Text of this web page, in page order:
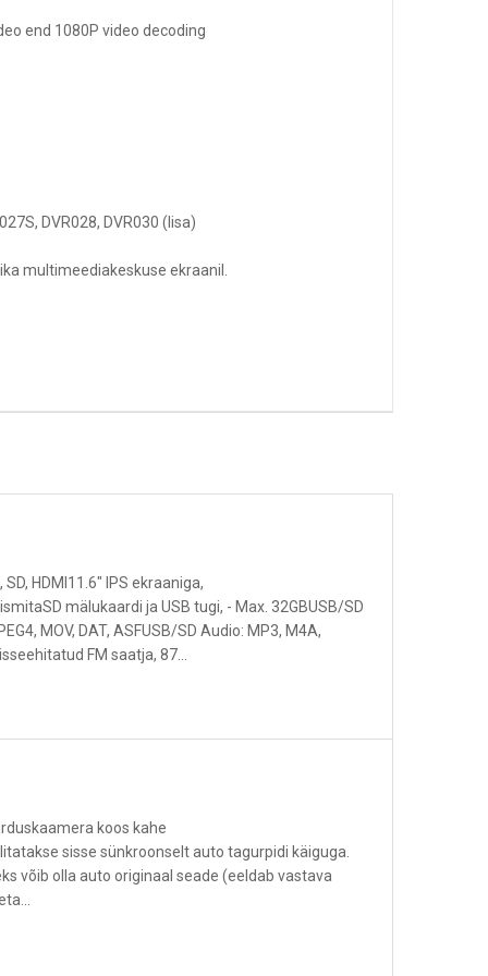
end 1080P video decoding
DVR028, DVR030 (lisa)
multimeediakeskuse ekraanil.
HDMI11.6" IPS ekraaniga,
mälukaardi ja USB tugi, - Max. 32GBUSB/SD
MOV, DAT, ASFUSB/SD Audio: MP3, M4A,
FM saatja, 87...
koos kahe
sisse sünkroonselt auto tagurpidi käiguga.
võib olla auto originaal seade (eeldab vastava